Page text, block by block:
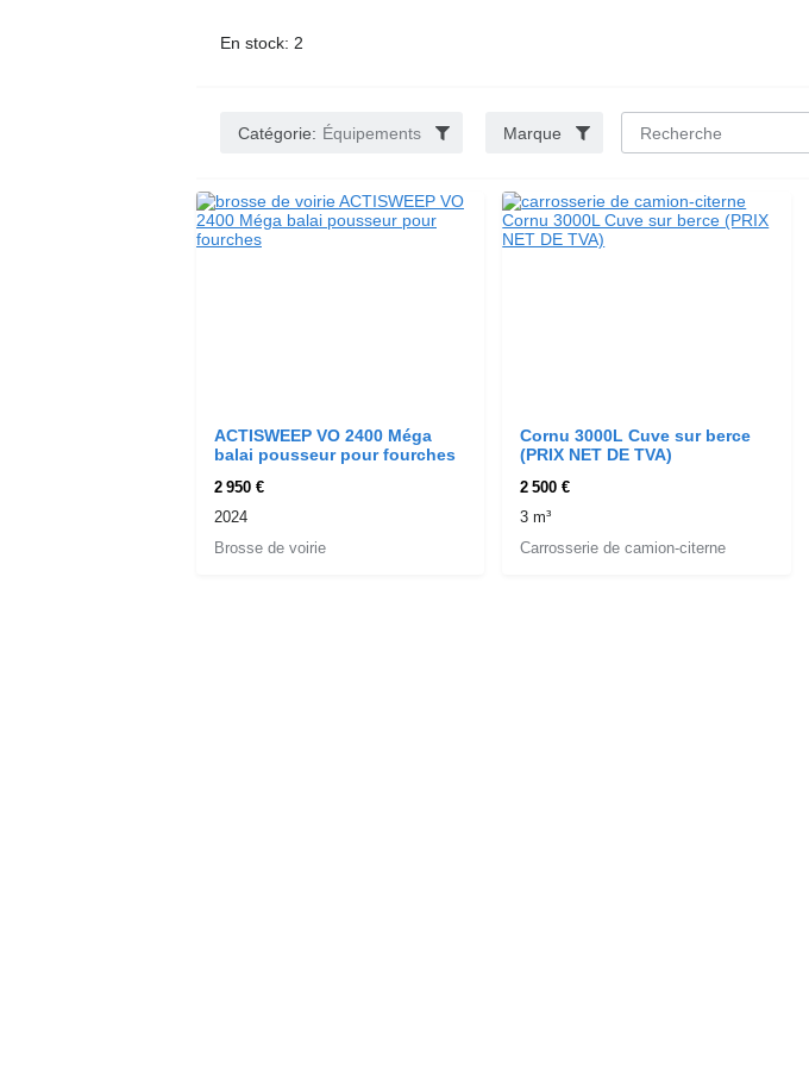
En stock: 2
Catégorie: Équipements Marque
ACTISWEEP VO 2400 Méga
balai pousseur pour fourches
2 950 €
Brosse de voirie
2024
Cornu 3000L Cuve sur berce
(PRIX NET DE TVA)
2 500 €
Carrosserie de camion-citerne
3 m³